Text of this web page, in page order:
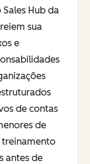
Hub da
sua
e
de contas
de
antes de